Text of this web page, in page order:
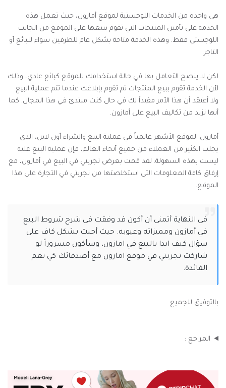
هي واحدة من الخدمات اللوجستية لموقع أمازون، حيث تعمل هذه
الخدمة على تأمين المنتجات التي تقوم ببيعها على الموقع من الجانب
اللوجستي فقط. وهذه الخدمة متاحة بشكل عام للطرفين سواء للبائع أو
التاجر.
لكن لا ينصح التعامل بها في حالة استخدامك للموقع كبائع عادي، وذلك
لأن الخدمة تقوم ببيع المنتجات ثم تقوم بإبلاغك عندما تتم عملية البيع.
ولا أعتقد أن هذا الأمر مفيداً لك في حال كنت مبتدئ في هذا المجال. كما
أنها تزيد من تكاليف البيع على أمازون.
أمازون الموقع الأشهر عالمياً في عملية البيع والشراء أون لاين، الذي
يجلب الكثير من العملاء من جميع أنحاء العالم، فإن عملية البيع عليه
ليست بهذه السهولة. لقد قمت بعرض تجربتي في البيع في أمازون، مع
إرفاق كافة المعلومات التي استخلصتها من تجربتي في التجارة على هذا
الموقع.
في النهاية أتمنى أن أكون قد وفقت في شرح شروط البيع
في أمازون ومميزاته وعيوبه. حيث أجبت بشكل كاف على
سؤال كيف ابدا بالبيع في امازون، وسأكون مسروراً لو
شاركت تجربتي في موقع امازون مع أصدقائك كي تعم
الفائدة.
بالتوفيق للجميع
المراجع :